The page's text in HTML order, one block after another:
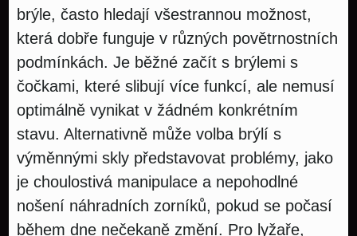
brýle, často hledají všestrannou možnost,
která dobře funguje v různých povětrnostních
podmínkách. Je běžné začít s brýlemi s
čočkami, které slibují více funkcí, ale nemusí
optimálně vynikat v žádném konkrétním
stavu. Alternativně může volba brýlí s
výměnnými skly představovat problémy, jako
je choulostivá manipulace a nepohodlné
nošení náhradních zorníků, pokud se počasí
během dne nečekaně změní. Pro lyžaře,